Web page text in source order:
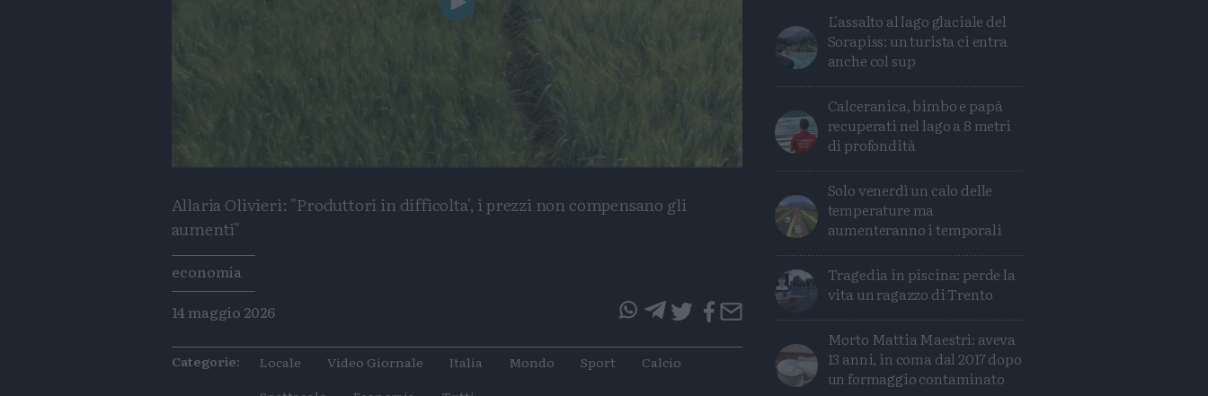
Play
Video
Allaria Olivieri: "Produttori in difficolta', i prezzi non compensano gli
aumenti"
Tags
economia
14 maggio 2026
articoloarticolo
Categorie: Locale Video Giornale Italia Mondo Sport
Calcio
L'assalto al lago glaciale del
Sorapiss: un turista ci entra
anche col sup
Calceranica, bimbo e papà
recuperati nel lago a 8 metri
di profondità
Solo venerdì un calo delle
temperature ma
aumenteranno i temporali
Tragedia in piscina: perde la
vita un ragazzo di Trento
Morto Mattia Maestri: aveva
13 anni, in coma dal 2017 dopo
un formaggio contaminato